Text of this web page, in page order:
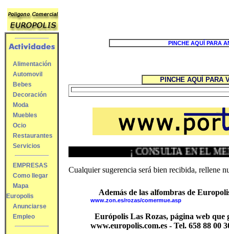
PINCHE AQUÍ PARA
PINCHE AQUÍ PARA
¡ CONSULTA EN EL
Cualquier sugerencia será bien recibida, rellene
Además de las alfombras de
www.zon.es/rozas/comermue.asp
Európolis Las Rozas, página web que
www.europolis.com.es - Tel. 658 88 00
Alimentación
Automovil
Bebes
Decoración
Moda
Muebles
Ocio
Restaurantes
Servicios
EMPRESAS
Como llegar
Mapa
Europolis
Anunciarse
Empleo